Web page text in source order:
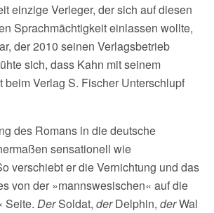
einzige Verleger, der sich auf diesen
Sprachmächtigkeit einlassen wollte,
der 2010 seinen Verlagsbetrieb
sich, dass Kahn mit seinem
beim Verlag S. Fischer Unterschlupf
des Romans in die deutsche
sensationell wie
verschiebt er die Vernichtung und das
von der »mannswesischen« auf die
Seite. DerSoldat, derDelphin, derWal